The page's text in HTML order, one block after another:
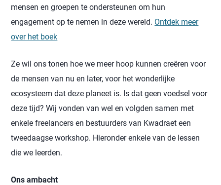
mensen en groepen te ondersteunen om hun
engagement op te nemen in deze wereld. Ontdek meer
over het boek
Ze wil ons tonen hoe we meer hoop kunnen creëren voor
de mensen van nu en later, voor het wonderlijke
ecosysteem dat deze planeet is. Is dat geen voedsel voor
deze tijd? Wij vonden van wel en volgden samen met
enkele freelancers en bestuurders van Kwadraet een
tweedaagse workshop. Hieronder enkele van de lessen
die we leerden.
Ons ambacht